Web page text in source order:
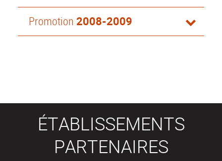
Promotion 2008-2009
ÉTABLISSEMENTS
PARTENAIRES